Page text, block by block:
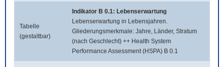
Tabelle
(gestaltbar)
Indikator B 0.1: Lebenserwartung
Lebenserwartung in Lebensjahren.
Gliederungsmerkmale: Jahre, Länder, Stratum
(nach Geschlecht) ++ Health System
Performance Assessment (HSPA) B 0.1